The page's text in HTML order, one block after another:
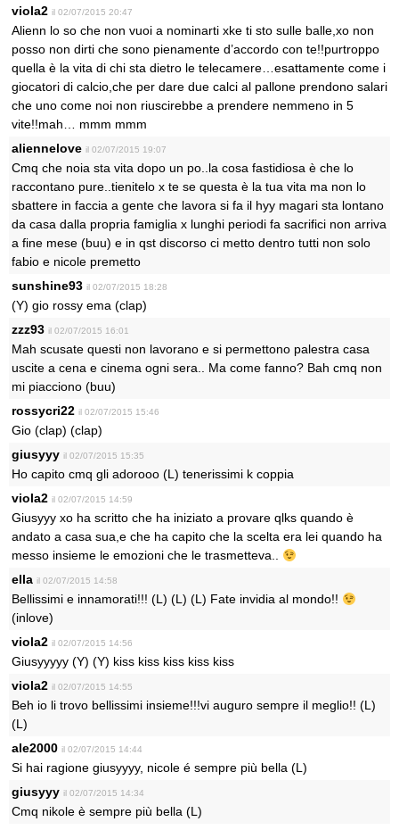
viola2 il 02/07/2015 20:47
Alienn lo so che non vuoi a nominarti xke ti sto sulle balle,xo non
posso non dirti che sono pienamente d’accordo con te!!purtroppo
quella è la vita di chi sta dietro le telecamere…esattamente come i
giocatori di calcio,che per dare due calci al pallone prendono salari
che uno come noi non riuscirebbe a prendere nemmeno in 5
vite!!mah… mmm mmm
aliennelove il 02/07/2015 19:07
Cmq che noia sta vita dopo un po..la cosa fastidiosa è che lo
raccontano pure..tienitelo x te se questa è la tua vita ma non lo
sbattere in faccia a gente che lavora si fa il hyy magari sta lontano
da casa dalla propria famiglia x lunghi periodi fa sacrifici non arriva
a fine mese (buu) e in qst discorso ci metto dentro tutti non solo
fabio e nicole premetto
sunshine93 il 02/07/2015 18:28
(Y) gio rossy ema (clap)
zzz93 il 02/07/2015 16:01
Mah scusate questi non lavorano e si permettono palestra casa
uscite a cena e cinema ogni sera.. Ma come fanno? Bah cmq non
mi piacciono (buu)
rossycri22 il 02/07/2015 15:46
Gio (clap) (clap)
giusyyy il 02/07/2015 15:35
Ho capito cmq gli adorooo (L) tenerissimi k coppia
viola2 il 02/07/2015 14:59
Giusyyy xo ha scritto che ha iniziato a provare qlks quando è
andato a casa sua,e che ha capito che la scelta era lei quando ha
messo insieme le emozioni che le trasmetteva..
ella il 02/07/2015 14:58
Bellissimi e innamorati!!! (L) (L) (L) Fate invidia al mondo!!
(inlove)
viola2 il 02/07/2015 14:56
Giusyyyyy (Y) (Y) kiss kiss kiss kiss kiss
viola2 il 02/07/2015 14:55
Beh io li trovo bellissimi insieme!!!vi auguro sempre il meglio!! (L)
(L)
ale2000 il 02/07/2015 14:44
Si hai ragione giusyyyy, nicole é sempre più bella (L)
giusyyy il 02/07/2015 14:34
Cmq nikole è sempre più bella (L)